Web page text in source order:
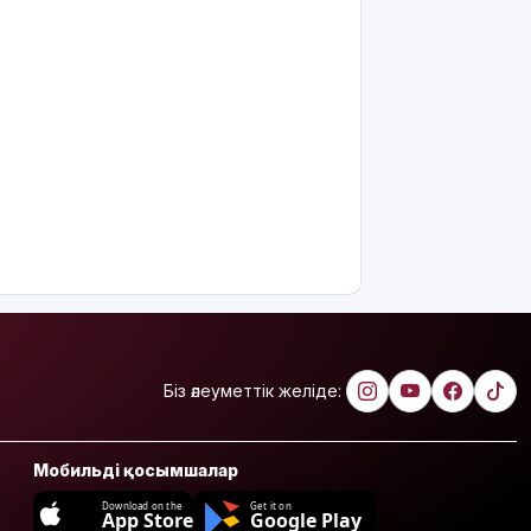
беріледі
аударған
Ең жоғары
Біз әлеуметтік желіде:
Мобильді қосымшалар
Download on the
App Store
Get it on
Google Play